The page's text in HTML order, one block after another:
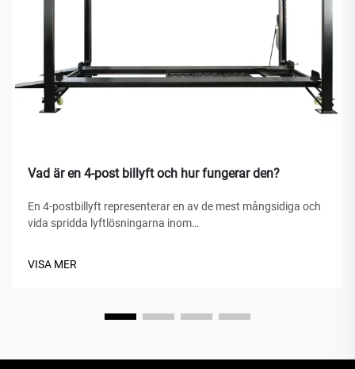
Vad är en 4-post billyft och hur fungerar den?
En 4-postbillyft representerar en av de mest mångsidiga och
vida spridda lyftlösningarna inom
VISA MER